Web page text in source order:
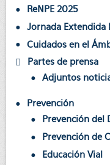
ReNPE 2025
Jornada Extendida
Cuidados en el
Partes de prensa
Adjuntos
Prevención
Prevención del
Prevención de
Educación Vial